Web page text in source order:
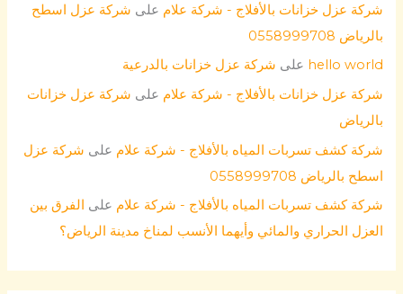
شركة عزل خزانات بالأفلاج - شركة علام على شركة عزل اسطح
بالرياض 0558999708
hello world على شركة عزل خزانات بالدرعية
شركة عزل خزانات بالأفلاج - شركة علام على شركة عزل خزانات
بالرياض
شركة كشف تسربات المياه بالأفلاج - شركة علام على شركة عزل
اسطح بالرياض 0558999708
شركة كشف تسربات المياه بالأفلاج - شركة علام على الفرق بين
العزل الحراري والمائي وأيهما الأنسب لمناخ مدينة الرياض؟